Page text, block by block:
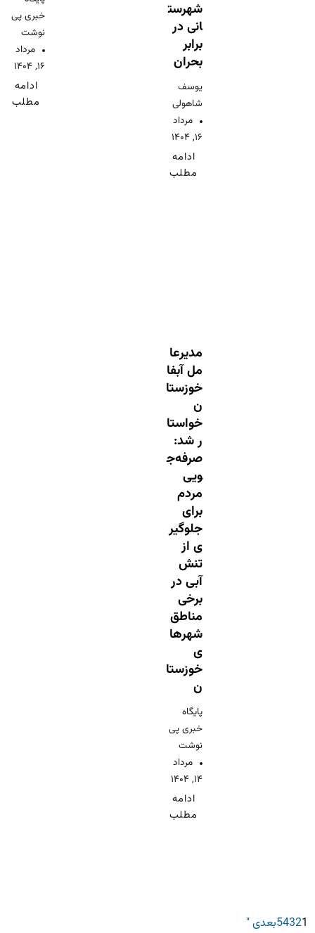
شهرست
انی در
برابر
بحران
یوسف
شا‌هولی
مرداد
۱۶, ۱۴۰۴
ادامه
مطلب
خبری پی
نوشت
مرداد
۱۶, ۱۴۰۴
ادامه
مطلب
مدیرعا
مل آبفا
خوزستا
ن
خواستا
ر شد:
صرفه‌ج
ویی
مردم
برای
جلوگیر
ی از
تنش
آبی در
برخی
مناطق
شهرها
ی
خوزستا
ن
پایگاه
خبری پی
نوشت
مرداد
۱۴, ۱۴۰۴
ادامه
مطلب
1
2
3
4
5بعدی "